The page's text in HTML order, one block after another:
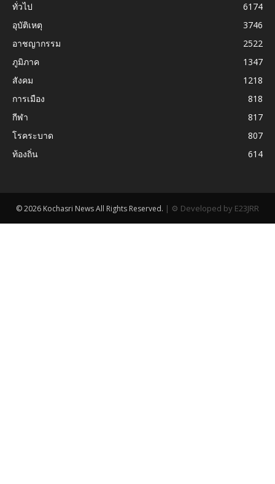
ทั่วไป
6174
อุบัติเหตุ
3746
อาชญากรรม
2522
ภูมิภาค
1347
สังคม
1218
การเมือง
818
กีฬา
817
โรคระบาด
807
ท้องถิ่น
614
© 2026 Kochasri News All Rights Reserved. | ⚙ Developed by E23JRR